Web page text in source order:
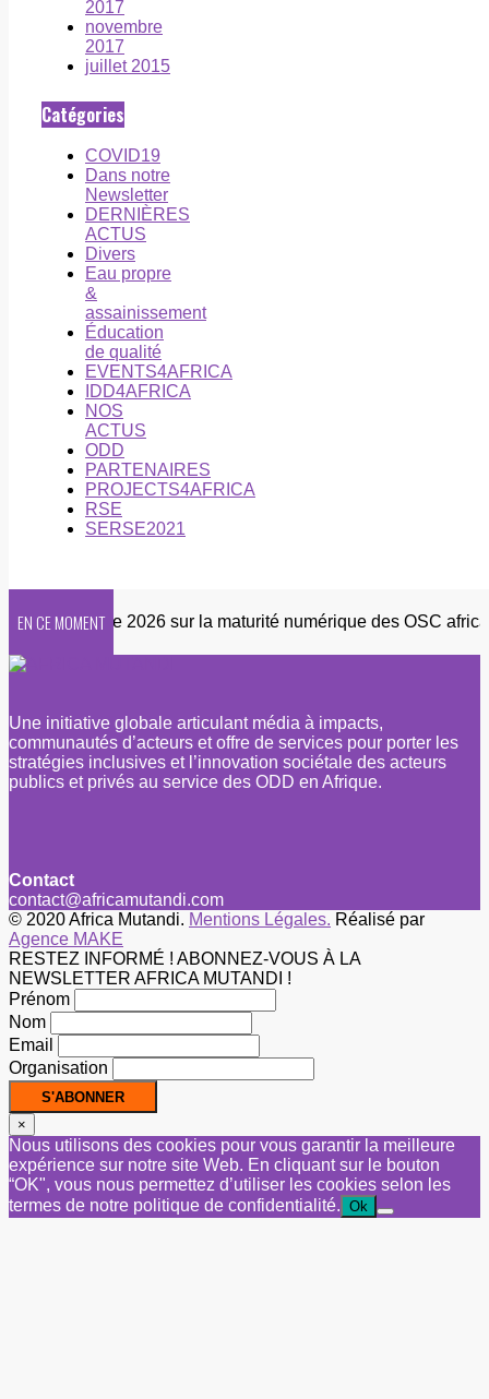
2017
novembre
2017
juillet 2015
Catégories
COVID19
Dans notre
Newsletter
DERNIÈRES
ACTUS
Divers
Eau propre
&
assainissement
Éducation
de qualité
EVENTS4AFRICA
IDD4AFRICA
NOS
ACTUS
ODD
PARTENAIRES
PROJECTS4AFRICA
RSE
SERSE2021
EN CE MOMENT
Enquête 2026 sur la maturité numérique des OSC africaines
Une initiative globale articulant média à impacts,
communautés d’acteurs et offre de services pour porter les
stratégies inclusives et l’innovation sociétale des acteurs
publics et privés au service des ODD en Afrique.
Contact
contact@africamutandi.com
© 2020 Africa Mutandi. Mentions Légales. Réalisé par
Agence MAKE
RESTEZ INFORMÉ ! ABONNEZ-VOUS À LA
NEWSLETTER AFRICA MUTANDI !
Prénom
Nom
Email
Organisation
×
Nous utilisons des cookies pour vous garantir la meilleure
expérience sur notre site Web. En cliquant sur le bouton
“OK", vous nous permettez d’utiliser les cookies selon les
termes de notre politique de confidentialité. Ok